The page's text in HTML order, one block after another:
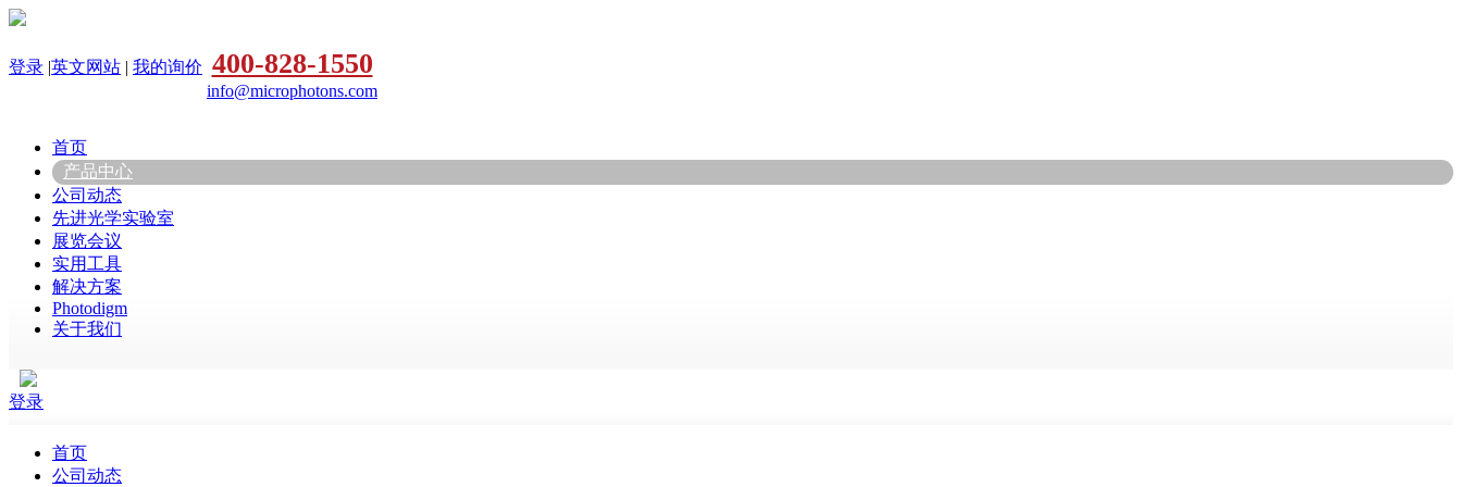
登录 |英文网站 | 我的询价 400-828-1550
info@microphotons.com
首页
产品中心
公司动态
先进光学实验室
展览会议
实用工具
解决方案
Photodigm
关于我们
登录
首页
公司动态